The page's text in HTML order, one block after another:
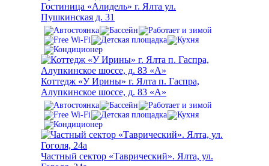
Гостиница «Алидель» г. Ялта ул.
Пушкинская д. 31
Коттедж «У Ирины» г. Ялта п. Гаспра,
Алупкинское шоссе, д. 83 «А»
Частный сектор «Таврический». Ялта, ул.